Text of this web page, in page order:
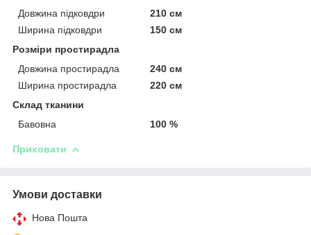
Довжина підковдри
210 см
Ширина підковдри
150 см
Розміри простирадла
Довжина простирадла
240 см
Ширина простирадла
220 см
Склад тканини
Бавовна
100 %
Приховати
Умови доставки
Нова Пошта